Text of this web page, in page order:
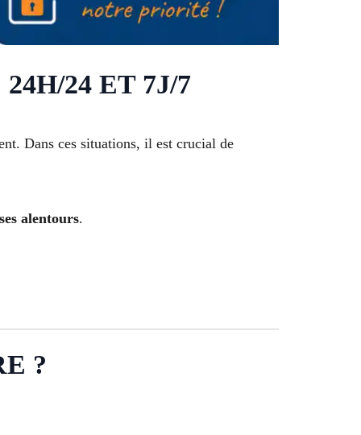
24 ET 7J/7
Dans ces situations, il est crucial de
alentours.
?